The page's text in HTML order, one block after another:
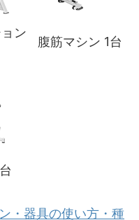
ン
腹筋マシン 1台
・器具の使い方・種